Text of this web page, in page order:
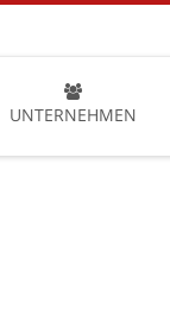
UNTERNEHMEN